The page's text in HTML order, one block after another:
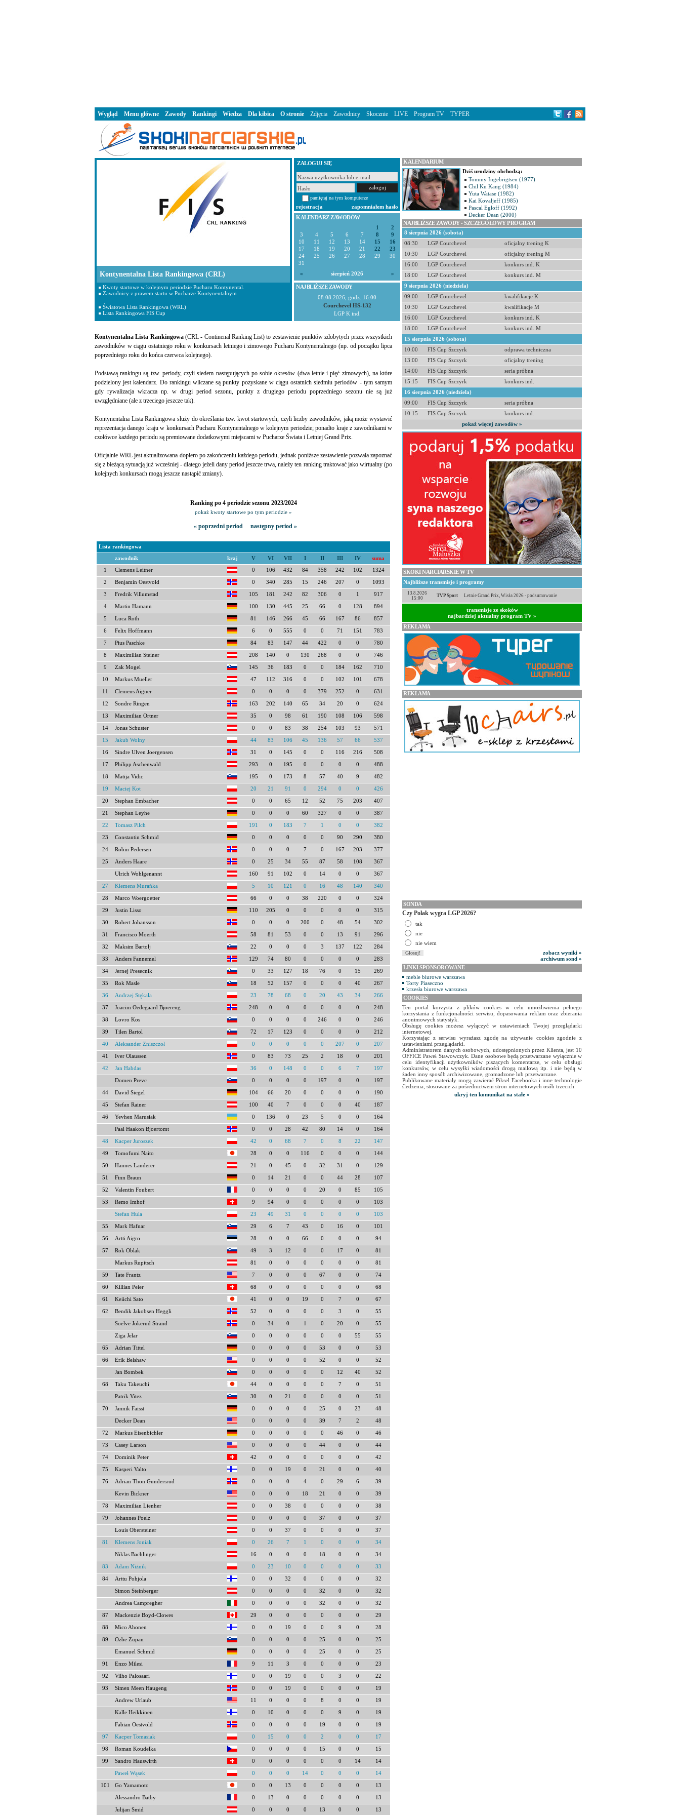
ZALOGUJ SIĘ
pamiętaj na tym komputerze
rejestracja
zapomniałem hasło
KALENDARZ ZAWODÓW
1
2
3
4 5 6 7 8
9
10
11 12 13 14 15
16
17
18 19 20 21 22
23
24
25 26 27 28 29
30
31
«
sierpień 2026 »
NAJBLIŻSZE ZAWODY
08.08.2026, godz. 16:00
Courchevel HS-132
LGP K ind.
Kontynentalna Lista Rankingowa(CRL - Continenal Ranking List) to zestawienie punktów zdobytych przez wszystkich
zawodników w ciągu ostatniego roku w konkursach letniego i zimowego Pucharu Kontynentalnego (np. od początku lipca
poprzedniego roku do końca czerwca kolejnego).
Podstawą rankingu są tzw. periody, czyli siedem następujących po sobie okresów (dwa letnie i pięć zimowych), na które
podzielony jest kalendarz. Do rankingu wliczane są punkty pozyskane w ciągu ostatnich siedmiu periodów - tym samym
gdy rywalizacja wkracza np. w drugi period sezonu, punkty z drugiego periodu poprzedniego sezonu nie są już
uwzględniane (ale z trzeciego jeszcze tak).
Kontynentalna Lista Rankingowa służy do określania tzw. kwot startowych, czyli liczby zawodników, jaką może wystawić
reprezentacja danego kraju w konkursach Pucharu Kontynentalnego w kolejnym periodzie; ponadto kraje z zawodnikami w
czołówce każdego periodu są premiowane dodatkowymi miejscami w Pucharze Świata i Letniej Grand Prix.
Oficjalnie WRL jest aktualizowana dopiero po zakończeniu każdego periodu, jednak poniższe zestawienie pozwala zapoznać
się z bieżącą sytuacją już wcześniej - dlatego jeżeli dany period jeszcze trwa, należy ten ranking traktować jako wirtualny (po
kolejnych konkursach mogą jeszcze nastąpić zmiany).
Ranking po 4 periodzie sezonu 2023/2024
pokaż kwoty startowe po tym periodzie »
« poprzedni period następny period »
Lista rankingowa
zawodnik kraj V VI VII I II III IV suma
1 Clemens Leitner 0 106 432 84 358 242 102 1324
2 Benjamin Oestvold 0 340 285 15 246 207 0 1093
3 Fredrik Villumstad 105 181 242 82 306 0 1 917
4 Martin Hamann 100 130 445 25 66 0 128 894
5 Luca Roth 81 146 266 45 66 167 86 857
6 Felix Hoffmann 6 0 555 0 0 71 151 783
7 Pius Paschke 84 83 147 44 422 0 0 780
8 Maximilian Steiner 208 140 0 130 268 0 0 746
9 Zak Mogel 145 36 183 0 0 184 162 710
10 Markus Mueller 47 112 316 0 0 102 101 678
11 Clemens Aigner 0 0 0 0 379 252 0 631
12 Sondre Ringen 163 202 140 65 34 20 0 624
13 Maximilian Ortner 35 0 98 61 190 108 106 598
14 Jonas Schuster 0 0 83 38 254 103 93 571
15 Jakub Wolny 44 83 106 45 136 57 66 537
16 Sindre Ulven Joergensen 31 0 145 0 0 116 216 508
17 Philipp Aschenwald 293 0 195 0 0 0 0 488
18 Matija Vidic 195 0 173 8 57 40 9 482
19 Maciej Kot 20 21 91 0 294 0 0 426
20 Stephan Embacher 0 0 65 12 52 75 203 407
21 Stephan Leyhe 0 0 0 60 327 0 0 387
22 Tomasz Pilch 191 0 183 7 1 0 0 382
23 Constantin Schmid 0 0 0 0 0 90 290 380
24 Robin Pedersen 0 0 0 7 0 167 203 377
25 Anders Haare 0 25 34 55 87 58 108 367
Ulrich Wohlgenannt 160 91 102 0 14 0 0 367
27 Klemens Murańka 5 10 121 0 16 48 140 340
28 Marco Woergoetter 66 0 0 38 220 0 0 324
29 Justin Lisso 110 205 0 0 0 0 0 315
30 Robert Johansson 0 0 0 200 0 48 54 302
31 Francisco Moerth 58 81 53 0 0 13 91 296
32 Maksim Bartolj 22 0 0 0 3 137 122 284
33 Anders Fannemel 129 74 80 0 0 0 0 283
34 Jernej Presecnik 0 33 127 18 76 0 15 269
35 Rok Masle 18 52 157 0 0 0 40 267
36 Andrzej Stękała 23 78 68 0 20 43 34 266
37 Joacim Oedegaard Bjoereng 248 0 0 0 0 0 0 248
38 Lovro Kos 0 0 0 0 246 0 0 246
39 Tilen Bartol 72 17 123 0 0 0 0 212
40 Aleksander Zniszczoł 0 0 0 0 0 207 0 207
41 Iver Olaussen 0 83 73 25 2 18 0 201
42 Jan Habdas 36 0 148 0 0 6 7 197
Domen Prevc 0 0 0 0 197 0 0 197
44 David Siegel 104 66 20 0 0 0 0 190
45 Stefan Rainer 100 40 7 0 0 0 40 187
46 Yevhen Marusiak 0 136 0 23 5 0 0 164
Paal Haakon Bjoertomt 0 0 28 42 80 14 0 164
48 Kacper Juroszek 42 0 68 7 0 8 22 147
49 Tomofumi Naito 28 0 0 116 0 0 0 144
50 Hannes Landerer 21 0 45 0 32 31 0 129
51 Finn Braun 0 14 21 0 0 44 28 107
52 Valentin Foubert 0 0 0 0 20 0 85 105
53 Remo Imhof 9 94 0 0 0 0 0 103
Stefan Hula 23 49 31 0 0 0 0 103
55 Mark Hafnar 29 6 7 43 0 16 0 101
56 Artti Aigro 28 0 0 66 0 0 0 94
57 Rok Oblak 49 3 12 0 0 17 0 81
Markus Rupitsch 81 0 0 0 0 0 0 81
59 Tate Frantz 7 0 0 0 67 0 0 74
60 Killian Peier 68 0 0 0 0 0 0 68
61 Keiichi Sato 41 0 0 19 0 7 0 67
62 Bendik Jakobsen Heggli 52 0 0 0 0 3 0 55
Soelve Jokerud Strand 0 34 0 1 0 20 0 55
Ziga Jelar 0 0 0 0 0 0 55 55
65 Adrian Tittel 0 0 0 0 53 0 0 53
66 Erik Belshaw 0 0 0 0 52 0 0 52
Jan Bombek 0 0 0 0 0 12 40 52
68 Taku Takeuchi 44 0 0 0 0 7 0 51
Patrik Vitez 30 0 21 0 0 0 0 51
70 Jannik Faisst 0 0 0 0 25 0 23 48
Decker Dean 0 0 0 0 39 7 2 48
72 Markus Eisenbichler 0 0 0 0 0 46 0 46
73 Casey Larson 0 0 0 0 44 0 0 44
74 Dominik Peter 42 0 0 0 0 0 0 42
75 Kasperi Valto 0 0 19 0 21 0 0 40
76 Adrian Thon Gundersrud 0 0 0 4 0 29 6 39
Kevin Bickner 0 0 0 18 21 0 0 39
78 Maximilian Lienher 0 0 38 0 0 0 0 38
79 Johannes Poelz 0 0 0 0 37 0 0 37
Louis Obersteiner 0 0 37 0 0 0 0 37
81 Klemens Joniak 0 26 7 1 0 0 0 34
Niklas Bachlinger 16 0 0 0 18 0 0 34
83 Adam Niżnik 0 23 10 0 0 0 0 33
84 Arttu Pohjola 0 0 32 0 0 0 0 32
Simon Steinberger 0 0 0 0 32 0 0 32
Andrea Campregher 0 0 0 0 32 0 0 32
87 Mackenzie Boyd-Clowes 29 0 0 0 0 0 0 29
88 Mico Ahonen 0 0 19 0 0 9 0 28
89 Ozbe Zupan 0 0 0 0 25 0 0 25
Emanuel Schmid 0 0 0 0 25 0 0 25
91 Enzo Milesi 9 11 3 0 0 0 0 23
92 Vilho Palosaari 0 0 19 0 0 3 0 22
93 Simen Meen Haugeng 0 0 19 0 0 0 0 19
Andrew Urlaub 11 0 0 0 8 0 0 19
Kalle Heikkinen 0 10 0 0 0 9 0 19
Fabian Oestvold 0 0 0 0 19 0 0 19
97 Kacper Tomasiak 0 15 0 0 2 0 0 17
98 Roman Koudelka 0 0 0 0 15 0 0 15
99 Sandro Hauswirth 0 0 0 0 0 0 14 14
Paweł Wąsek 0 0 0 14 0 0 0 14
101 Go Yamamoto 0 0 13 0 0 0 0 13
Alessandro Batby 0 13 0 0 0 0 0 13
Julijan Smid 0 0 0 0 13 0 0 13
Kontynentalna Lista Rankingowa (CRL)
Kwoty startowe w kolejnym periodzie Pucharu Kontynental.
Zawodnicy z prawem startu w Pucharze Kontynentalnym
Światowa Lista Rankingowa (WRL)
Lista Rankingowa FIS Cup
KALENDARIUM
Dziś urodziny obchodzą:
Tommy Ingebrigtsen (1977)
Chil Ku Kang (1984)
Yuta Watase (1982)
Kai Kovaljeff (1985)
Pascal Egloff (1992)
Decker Dean (2000)
NAJBLIŻSZE ZAWODY - SZCZEGÓŁOWY PROGRAM
8 sierpnia 2026 (sobota)
08:30
LGP Courchevel
oficjalny trening K
10:30
LGP Courchevel
oficjalny trening M
16:00
LGP Courchevel
konkurs ind. K
18:00
LGP Courchevel
konkurs ind. M
9 sierpnia 2026 (niedziela)
09:00
LGP Courchevel
kwalifikacje K
10:30
LGP Courchevel
kwalifikacje M
16:00
LGP Courchevel
konkurs ind. K
18:00
LGP Courchevel
konkurs ind. M
15 sierpnia 2026 (sobota)
10:00
FIS Cup Szczyrk
odprawa techniczna
13:00
FIS Cup Szczyrk
oficjalny trening
14:00
FIS Cup Szczyrk
seria próbna
15:15
FIS Cup Szczyrk
konkurs ind.
16 sierpnia 2026 (niedziela)
09:00
FIS Cup Szczyrk
seria próbna
10:15
FIS Cup Szczyrk
konkurs ind.
pokaż więcej zawodów »
SKOKI NARCIARSKIE W TV
Najbliższe transmisje i programy
13.8.2026
15:00
TVP Sport Letnie Grand Prix, Wisła 2026 - podsumowanie
transmisje ze skoków
najbardziej aktualny program TV »
REKLAMA
REKLAMA
SONDA
Czy Polak wygra LGP 2026?
tak
nie
nie wiem
zobacz wyniki »
archiwum sond »
LINKI SPONSOROWANE
meble biurowe warszawa
Torty Piaseczno
krzesła biurowe warszawa
COOKIES
Ten portal korzysta z plików cookies w celu umożliwienia pełnego
korzystania z funkcjonalności serwisu, dopasowania reklam oraz zbierania
anonimowych statystyk.
Obsługę cookies możesz wyłączyć w ustawieniach Twojej przeglądarki
internetowej.
Korzystając z serwisu wyrażasz zgodę na używanie cookies zgodnie z
ustawieniami przeglądarki.
Administratorem danych osobowych, udostępnionych przez Klienta, jest 10
OFFICE Paweł Stawowczyk. Dane osobowe będą przetwarzane wyłącznie w
celu identyfikacji użytkowników piszących komentarze, w celu obsługi
konkursów, w celu wysyłki wiadomości drogą mailową itp. i nie będą w
żaden inny sposób archiwizowane, gromadzone lub przetwarzane.
Publikowane materiały mogą zawierać Piksel Facebooka i inne technologie
śledzenia, stosowane za pośrednictwem stron internetowych osób trzecich.
ukryj ten komunikat na stałe »
Wygląd Menu główne Zawody Rankingi Wiedza Dla kibica O stronie Zdjęcia Zawodnicy Skocznie LIVE Program TV TYPER